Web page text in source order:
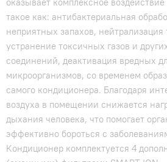
такое как: антибактериальная
неприятных запахов, нейтрализация
устранение токсичных газов и
соединений, деактивация вредных
микроорганизмов, со временем
самого кондиционера. Благодаря
воздуха в помещении снижается
дыхания человека, что помогает
эффективно бороться с
Кондиционер комплектуется 4